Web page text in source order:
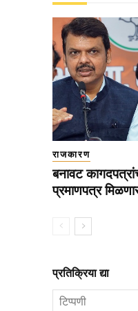
राजकारण
बनावट
प्रमाणपत्र
प्रतिक्रिया द्या